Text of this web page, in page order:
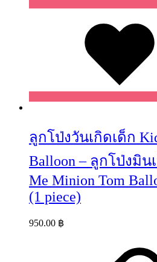
ลูกโป่งวันเกิดเด็ก
Balloon – ลูกโป่งมิน
Me Minion Tom
(1 piece)
950.00 ฿